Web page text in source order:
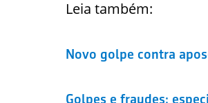
Leia também:
Novo golpe contra
Golpes e fraudes: